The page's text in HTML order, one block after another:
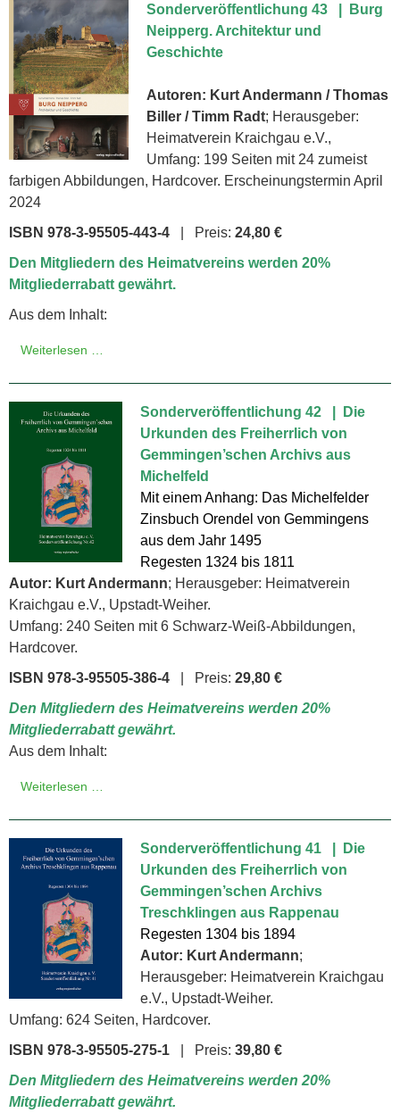
Sonderveröffentlichung 43 | Burg
Neipperg. Architektur und
Geschichte
Autoren: Kurt Andermann / Thomas
Biller / Timm Radt; Herausgeber:
Heimatverein Kraichgau e.V.,
Umfang: 199 Seiten mit 24 zumeist
farbigen Abbildungen, Hardcover. Erscheinungstermin April
2024
ISBN 978-3-95505-443-4 | Preis: 24,80 €
Den Mitgliedern des Heimatvereins werden 20%
Mitgliederrabatt gewährt.
Aus dem Inhalt:
Weiterlesen …
Sonderveröffentlichung 42 | Die
Urkunden des Freiherrlich von
Gemmingen’schen Archivs aus
Michelfeld
Mit einem Anhang: Das Michelfelder
Zinsbuch Orendel von Gemmingens
aus dem Jahr 1495
Regesten 1324 bis 1811
Autor: Kurt Andermann; Herausgeber: Heimatverein
Kraichgau e.V., Upstadt-Weiher.
Umfang: 240 Seiten mit 6 Schwarz-Weiß-Abbildungen,
Hardcover.
ISBN 978-3-95505-386-4 | Preis: 29,80 €
Den Mitgliedern des Heimatvereins werden 20%
Mitgliederrabatt gewährt.
Aus dem Inhalt:
Weiterlesen …
Sonderveröffentlichung 41 | Die
Urkunden des Freiherrlich von
Gemmingen’schen Archivs
Treschklingen aus Rappenau
Regesten 1304 bis 1894
Autor: Kurt Andermann;
Herausgeber: Heimatverein Kraichgau
e.V., Upstadt-Weiher.
Umfang: 624 Seiten, Hardcover.
ISBN 978-3-95505-275-1 | Preis: 39,80 €
Den Mitgliedern des Heimatvereins werden 20%
Mitgliederrabatt gewährt.